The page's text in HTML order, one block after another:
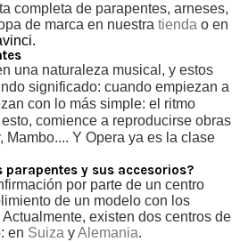
completa de parapentes, arneses,
de marca en nuestra tienda o en
una naturaleza musical, y estos
significado: cuando empiezan a
con lo más simple: el ritmo
comience a reproducirse obras
Mambo.... Y Opera ya es la clase
y sus accesorios?
por parte de un centro
de un modelo con los
existen dos centros de
en Suiza yAlemania.